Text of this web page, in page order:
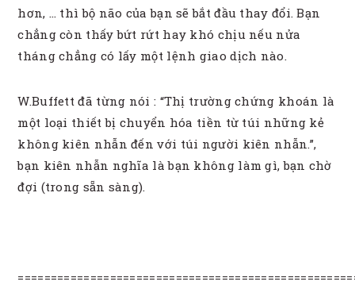
hơn, … thì bộ não của bạn sẽ bắt đầu thay đổi. Bạn
chẳng còn thấy bứt rứt hay khó chịu nếu nửa
tháng chẳng có lấy một lệnh giao dịch nào.
W.Buffett đã từng nói : “Thị trường chứng khoán là
một loại thiết bị chuyển hóa tiền từ túi những kẻ
không kiên nhẫn đến với túi người kiên nhẫn.”,
bạn kiên nhẫn nghĩa là bạn không làm gì, bạn chờ
đợi (trong sẵn sàng).